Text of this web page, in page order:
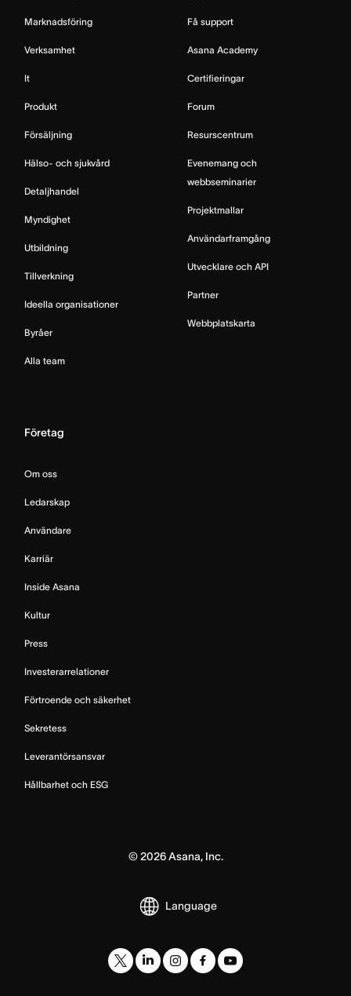
Marknadsföring
Verksamhet
It
Produkt
Försäljning
Hälso- och sjukvård
Detaljhandel
Myndighet
Utbildning
Tillverkning
Ideella organisationer
Byråer
Alla team
Få support
Asana Academy
Certifieringar
Forum
Resurscentrum
Evenemang och
webbseminarier
Projektmallar
Användarframgång
Utvecklare och API
Partner
Webbplatskarta
Företag
Om oss
Ledarskap
Användare
Karriär
Inside Asana
Kultur
Press
Investerarrelationer
Förtroende och säkerhet
Sekretess
Leverantörsansvar
Hållbarhet och ESG
©2026Asana, Inc.
Language